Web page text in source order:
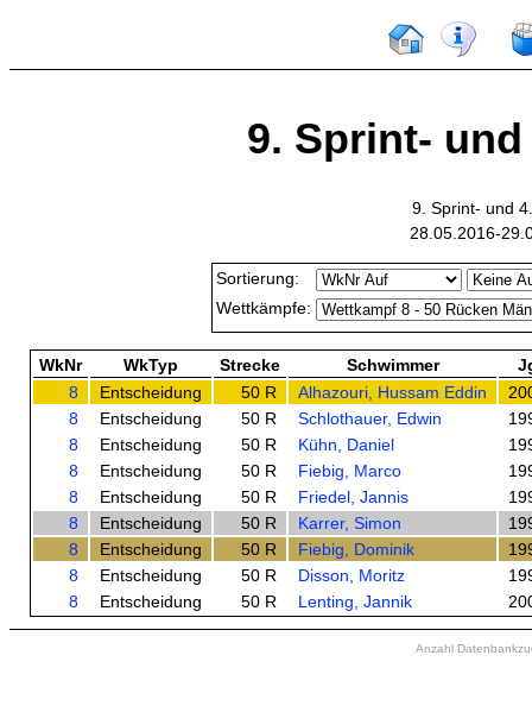
9. Sprint-
9. Sprint- und
28.05.2016-
Sortierung:
Wettkämpfe:
WkNr WkTyp Strecke Schwimmer
8
Entscheidung 50 R Alhazouri, Hussam Eddin
8
Entscheidung 50 R Schlothauer, Edwin
8
Entscheidung 50 R Kühn, Daniel
8
Entscheidung 50 R Fiebig, Marco
8
Entscheidung 50 R Friedel, Jannis
8
Entscheidung 50 R Karrer, Simon
8
Entscheidung 50 R Fiebig, Dominik
8
Entscheidung 50 R Disson, Moritz
8
Entscheidung 50 R Lenting, Jannik
Anzahl